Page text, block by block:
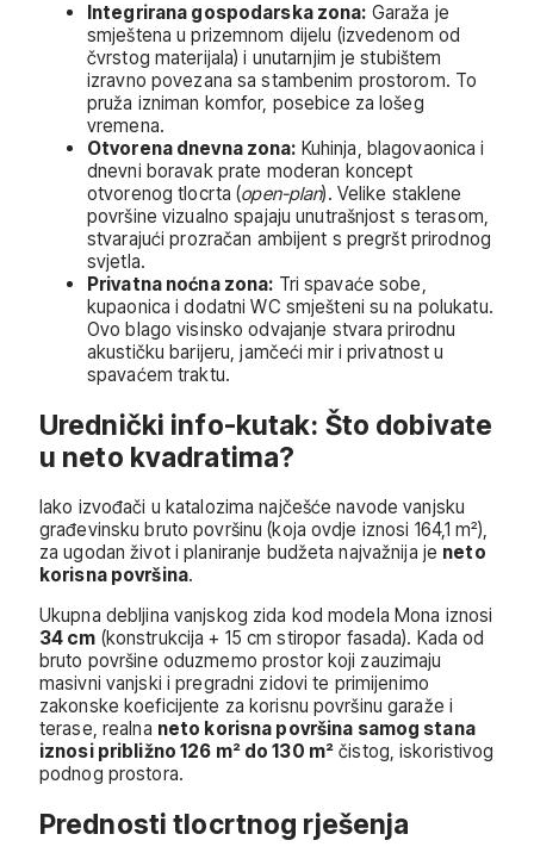
Integrirana gospodarska zona: Garaža je
smještena u prizemnom dijelu (izvedenom od
čvrstog materijala) i unutarnjim je stubištem
izravno povezana sa stambenim prostorom. To
pruža izniman komfor, posebice za lošeg
vremena.
Otvorena dnevna zona: Kuhinja, blagovaonica i
dnevni boravak prate moderan koncept
otvorenog tlocrta (open-plan). Velike staklene
površine vizualno spajaju unutrašnjost s terasom,
stvarajući prozračan ambijent s pregršt prirodnog
svjetla.
Privatna noćna zona: Tri spavaće sobe,
kupaonica i dodatni WC smješteni su na polukatu.
Ovo blago visinsko odvajanje stvara prirodnu
akustičku barijeru, jamčeći mir i privatnost u
spavaćem traktu.
Urednički info-kutak: Što dobivate
u neto kvadratima?
Iako izvođači u katalozima najčešće navode vanjsku
građevinsku bruto površinu (koja ovdje iznosi 164,1 m²),
za ugodan život i planiranje budžeta najvažnija je neto
korisna površina.
Ukupna debljina vanjskog zida kod modela Mona iznosi
34 cm (konstrukcija + 15 cm stiropor fasada). Kada od
bruto površine oduzmemo prostor koji zauzimaju
masivni vanjski i pregradni zidovi te primijenimo
zakonske koeficijente za korisnu površinu garaže i
terase, realna neto korisna površina samog stana
iznosi približno 126 m² do 130 m² čistog, iskoristivog
podnog prostora.
Prednosti tlocrtnog rješenja